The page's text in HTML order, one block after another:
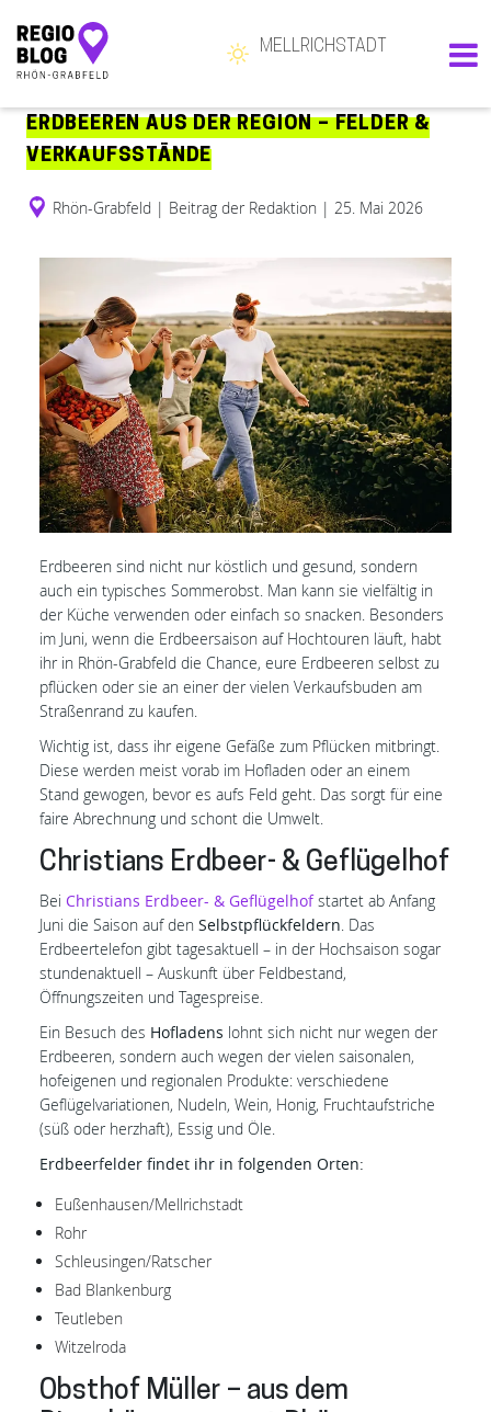
Hauptnavigation
MELLRICHSTADT
ERDBEEREN AUS DER REGION – FELDER &
VERKAUFSSTÄNDE
Rhön-Grabfeld | Beitrag der Redaktion | 25. Mai 2026
Erdbeeren sind nicht nur köstlich und gesund, sondern
auch ein typisches Sommerobst. Man kann sie vielfältig in
der Küche verwenden oder einfach so snacken. Besonders
im Juni, wenn die Erdbeersaison auf Hochtouren läuft, habt
ihr in Rhön-Grabfeld die Chance, eure Erdbeeren selbst zu
pflücken oder sie an einer der vielen Verkaufsbuden am
Straßenrand zu kaufen.
Wichtig ist, dass ihr eigene Gefäße zum Pflücken mitbringt.
Diese werden meist vorab im Hofladen oder an einem
Stand gewogen, bevor es aufs Feld geht. Das sorgt für eine
faire Abrechnung und schont die Umwelt.
Christians Erdbeer- & Geflügelhof
Bei Christians Erdbeer- & Geflügelhofstartet ab Anfang
Juni die Saison auf den Selbstpflückfeldern. Das
Erdbeertelefon gibt tagesaktuell – in der Hochsaison sogar
stundenaktuell – Auskunft über Feldbestand,
Öffnungszeiten und Tagespreise.
Ein Besuch des Hofladens lohnt sich nicht nur wegen der
Erdbeeren, sondern auch wegen der vielen saisonalen,
hofeigenen und regionalen Produkte: verschiedene
Geflügelvariationen, Nudeln, Wein, Honig, Fruchtaufstriche
(süß oder herzhaft), Essig und Öle.
Erdbeerfelder findet ihr in folgenden Orten:
Eußenhausen/Mellrichstadt
Rohr
Schleusingen/Ratscher
Bad Blankenburg
Teutleben
Witzelroda
Obsthof Müller – aus dem